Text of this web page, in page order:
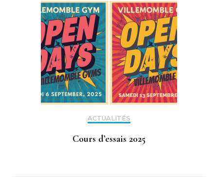
ACTUALITÉS
Cours d’essais 2025